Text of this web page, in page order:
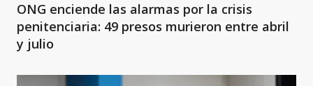
ONG enciende las alarmas por la crisis
penitenciaria: 49 presos murieron entre abril
y julio